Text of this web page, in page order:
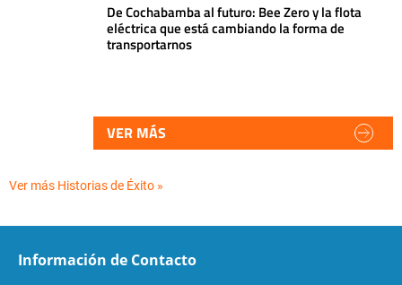
De Cochabamba al futuro: Bee Zero y la flota
eléctrica que está cambiando la forma de
transportarnos
VER MÁS
Ver más Historias de Éxito »
Información de Contacto